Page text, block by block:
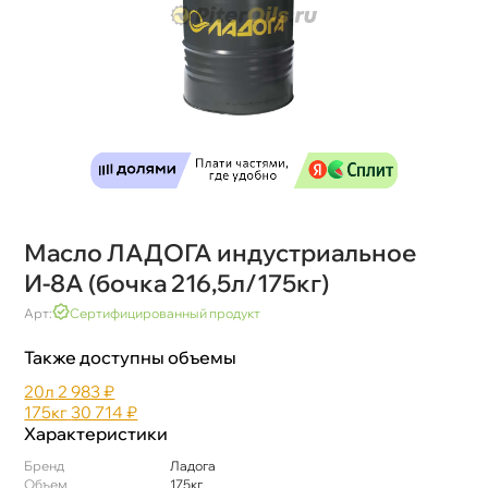
Масло ЛАДОГА индустриальное
И-8А (бочка 216,5л/175кг)
Арт: Сертифицированный продукт
Также доступны объемы
20л 2 983 ₽
175к30 714 ₽
Характеристики
Бренд
Ладога
Объем
175к